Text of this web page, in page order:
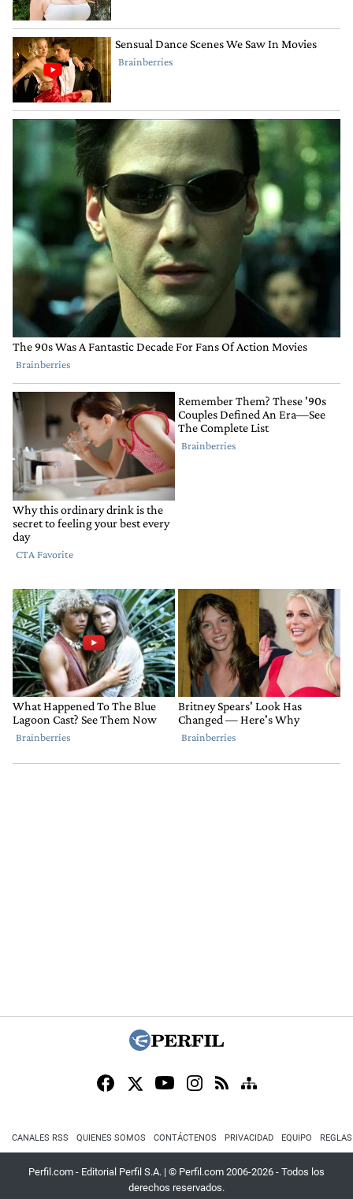
CANALES RSS QUIENES SOMOS CONTÁCTENOS PRIVACIDAD EQUIPO
Perfil.com - Editorial Perfil S.A. | © Perfil.com 2006-2026 - Todos los
derechos reservados.